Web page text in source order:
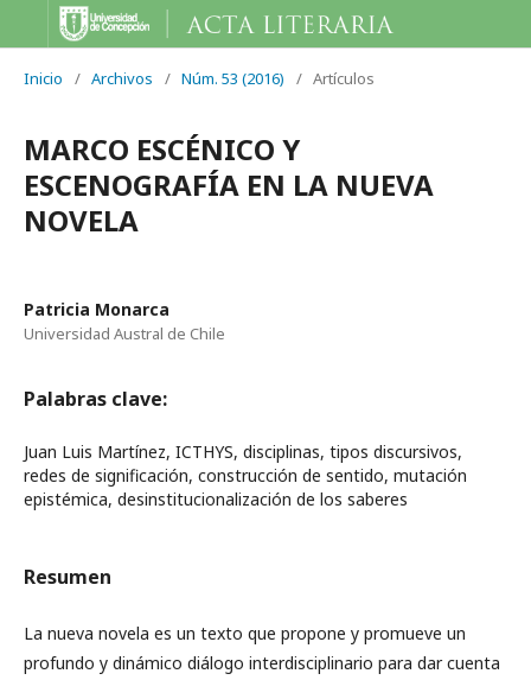
Inicio / Archivos / Núm. 53 (2016) / Artículos
MARCO ESCÉNICO Y
ESCENOGRAFÍA EN LA NUEVA
NOVELA
Patricia Monarca
Universidad Austral de Chile
Palabras clave:
Juan Luis Martínez, ICTHYS, disciplinas, tipos discursivos,
redes de significación, construcción de sentido, mutación
epistémica, desinstitucionalización de los saberes
Resumen
La nueva novela es un texto que propone y promueve un
profundo y dinámico diálogo interdisciplinario para dar cuenta